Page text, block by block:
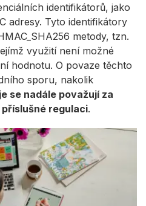
identifikátorů, jako
adresy. Tyto identifikátory
metody, tzn.
využití není možné
hodnotu. O povaze těchto
sporu, nakolik
se nadále považují za
regulaci.